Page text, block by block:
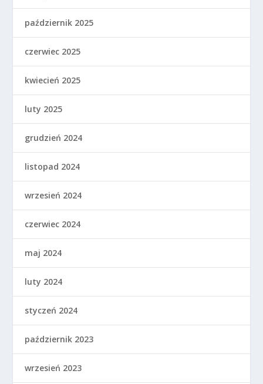
październik 2025
czerwiec 2025
kwiecień 2025
luty 2025
grudzień 2024
listopad 2024
wrzesień 2024
czerwiec 2024
maj 2024
luty 2024
styczeń 2024
październik 2023
wrzesień 2023